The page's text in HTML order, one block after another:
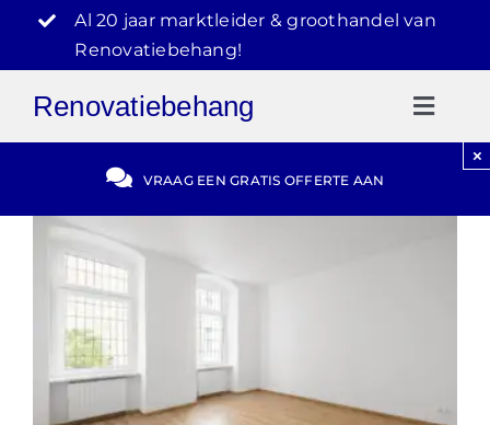
inhoud
Al 20 jaar marktleider & groothandel van
Renovatiebehang!
Renovatiebehang
Gratis Offerte
Video Reviews
030-2072303
VRAAG EEN GRATIS OFFERTE AAN
×